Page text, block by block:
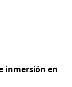
inmersión en